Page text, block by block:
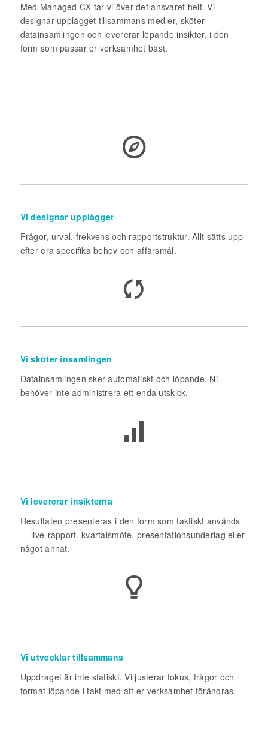
Med Managed CX tar vi över det ansvaret helt. Vi
designar upplägget tillsammans med er, sköter
datainsamlingen och levererar löpande insikter, i den
form som passar er verksamhet bäst.
Vi designar upplägget
Frågor, urval, frekvens och rapportstruktur. Allt sätts upp
efter era specifika behov och affärsmål.
Vi sköter insamlingen
Datainsamlingen sker automatiskt och löpande. Ni
behöver inte administrera ett enda utskick.
Vi levererar insikterna
Resultaten presenteras i den form som faktiskt används
— live-rapport, kvartalsmöte, presentationsunderlag eller
något annat.
Vi utvecklar tillsammans
Uppdraget är inte statiskt. Vi justerar fokus, frågor och
format löpande i takt med att er verksamhet förändras.